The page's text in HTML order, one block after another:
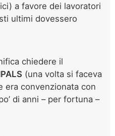
a favore dei lavoratori
ultimi dovessero
chiedere il
(una volta si faceva
era convenzionata con
di anni – per fortuna –